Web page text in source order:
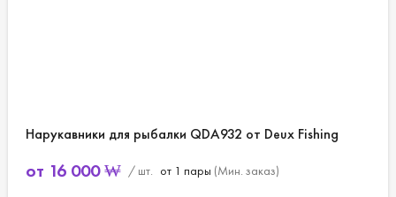
Нарукавники для рыбалки QDA932 от Deux Fishing
от 16 000 ₩ / шт. от 1 пары (Мин. заказ)